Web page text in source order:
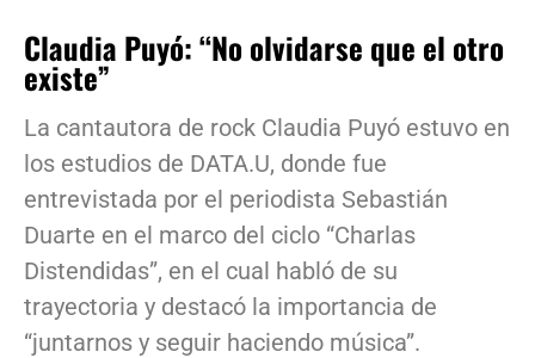
Claudia Puyó: “No olvidarse que el otro
existe”
La cantautora de rock Claudia Puyó estuvo en
los estudios de DATA.U, donde fue
entrevistada por el periodista Sebastián
Duarte en el marco del ciclo “Charlas
Distendidas”, en el cual habló de su
trayectoria y destacó la importancia de
“juntarnos y seguir haciendo música”.